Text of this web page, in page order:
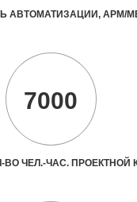
АВТОМАТИЗАЦИИ, АРМ/
7000
ЧЕЛ.-ЧАС. ПРОЕКТНОЙ